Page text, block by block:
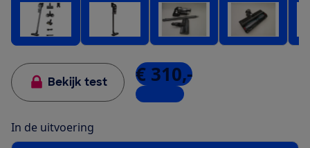
Bekijk test € 310,-
2 winkels
In de uitvoering